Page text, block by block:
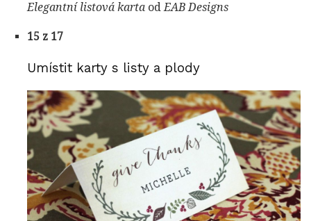
Elegantní listová karta odEAB Designs
15 z 17
Umístit karty s listy a plody